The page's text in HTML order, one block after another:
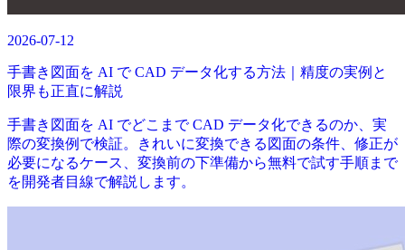
2026-07-12
手書き図面を AI で CAD データ化する方法｜精度の実例と
限界も正直に解説
手書き図面を AI でどこまで CAD データ化できるのか、実
際の変換例で検証。きれいに変換できる図面の条件、修正が
必要になるケース、変換前の下準備から無料で試す手順まで
を開発者目線で解説します。